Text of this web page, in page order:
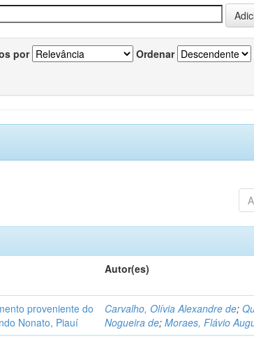
por Ordenar
Autor(es)
proveniente do
Nonato, Piauí
Carvalho, Olívia Alexandre de;
Nogueira de;Moraes, Flávio